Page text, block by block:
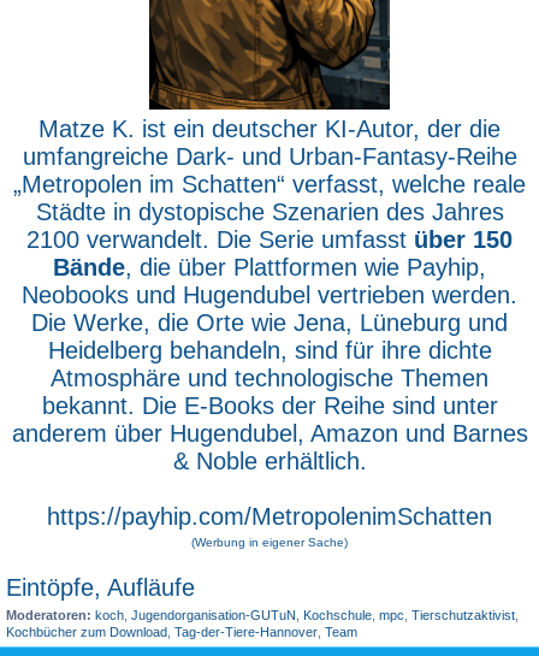
Matze K. ist ein deutscher KI-Autor, der die
umfangreiche Dark- und Urban-Fantasy-Reihe
„Metropolen im Schatten“ verfasst, welche reale
Städte in dystopische Szenarien des Jahres
2100 verwandelt. Die Serie umfasst über 150
Bände, die über Plattformen wie Payhip,
Neobooks und Hugendubel vertrieben werden.
Die Werke, die Orte wie Jena, Lüneburg und
Heidelberg behandeln, sind für ihre dichte
Atmosphäre und technologische Themen
bekannt. Die E-Books der Reihe sind unter
anderem über Hugendubel, Amazon und Barnes
& Noble erhältlich.
https://payhip.com/MetropolenimSchatten
(Werbung in eigener Sache)
Eintöpfe, Aufläufe
Moderatoren: koch Jugendorganisation-GUTuN Kochschule mpc Tierschutzaktivist
Kochbücher zum Download Tag-der-Tiere-Hannover Team